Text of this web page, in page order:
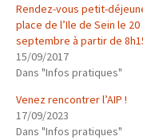
Rendez-vous petit-
place de l’Ile de Sein le 20
septembre à partir de
15/09/2017
Dans "Infos pratiques"
Venez rencontrer l’AIP !
17/09/2023
Dans "Infos pratiques"